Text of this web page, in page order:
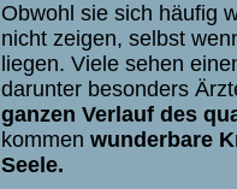
Obwohl sie sich häufig
nicht zeigen, selbst
liegen. Viele sehen
darunter besonders
ganzen Verlauf des
kommen wunderbare
Seele.